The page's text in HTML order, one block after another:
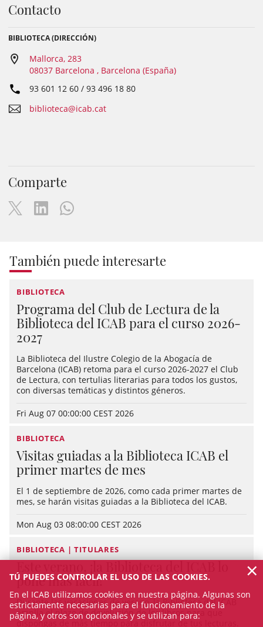
Contacto
BIBLIOTECA (DIRECCIÓN)
Mallorca, 283
08037 Barcelona , Barcelona (España)
93 601 12 60 / 93 496 18 80
biblioteca@icab.cat
Comparte
También puede interesarte
BIBLIOTECA
Programa del Club de Lectura de la
Biblioteca del ICAB para el curso 2026-
2027
La Biblioteca del Ilustre Colegio de la Abogacía de
Barcelona (ICAB) retoma para el curso 2026-2027 el Club
de Lectura, con tertulias literarias para todos los gustos,
con diversas temáticas y distintos géneros.
Fri Aug 07 00:00:00 CEST 2026
BIBLIOTECA
Visitas guiadas a la Biblioteca ICAB el
primer martes de mes
El 1 de septiembre de 2026, como cada primer martes de
mes, se harán visitas guiadas a la Biblioteca del ICAB.
Mon Aug 03 08:00:00 CEST 2026
BIBLIOTECA | TITULARES
pone más fácil!
Durante las vacaciones de verano, la Biblioteca del ICAB
amplía el plazo de devolución de los libros para que
dispongas de más tiempo para disfrutar de tus lecturas.
TÚ PUEDES CONTROLAR EL USO DE LAS COOKIES.
En el ICAB utilizamos cookies en nuestra página. Algunas son
estrictamente necesarias para el funcionamiento de la
página, y otros son opcionales y se utilizan para:
×